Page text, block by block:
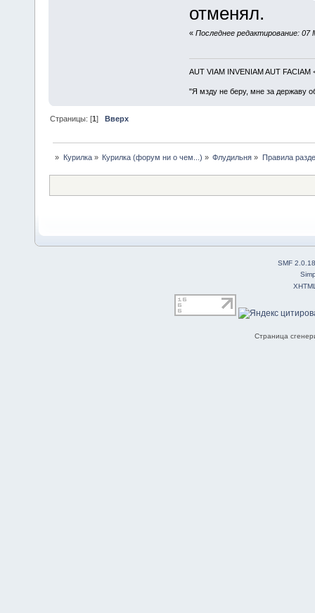
отменял.
« Последнее редактирование:
AUT VIAM INVENIAM AUT FACIAM
"Я мзду не беру, мне за державу
Страницы: [1]Вверх
» Курилка» Курилка (форум ни о чем...) » Флудильня » Правила
SMF 2.0.18
Страница